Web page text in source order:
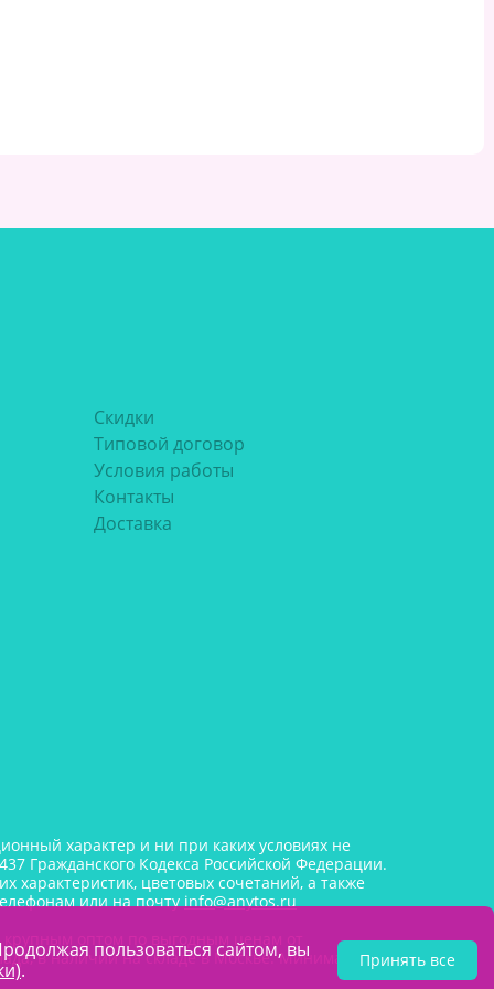
Скидки
Типовой договор
Условия работы
Контакты
Доставка
характер и ни при каких условиях не
Гражданского Кодекса Российской Федерации.
характеристик, цветовых сочетаний, а также
или на почтуinfo@anytos.ru
оптом по выгодным ценам от
в наличии на складе в Москве. Минимальная
пользоваться сайтом, вы
. Принять все